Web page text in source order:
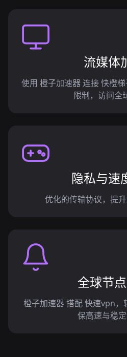
流媒体
使用 橙子加速器 连接 快橙
限制，访问全
隐私与速
优化的传输协议，提升
全球节
橙子加速器 搭配 快速vpn，
保高速与稳定